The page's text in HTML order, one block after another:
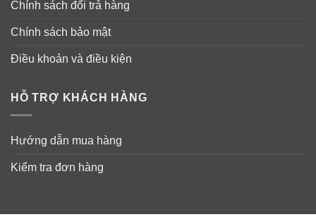
Chính sách đổi trả hàng
Chính sách bảo mật
Điều khoản và điều kiện
HỖ TRỢ KHÁCH HÀNG
Hướng dẫn mua hàng
Kiểm tra đơn hàng